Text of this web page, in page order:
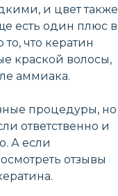
и цвет также
есть один плюс в
что кератин
краской волосы,
аммиака.
процедуры, но
ответственно и
А если
отзывы